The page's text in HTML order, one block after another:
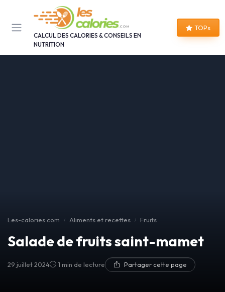
CALCUL DES CALORIES & CONSEILS EN
NUTRITION
TOPs
Les-calories.com Aliments et recettes Fruits
Salade de fruits saint-mamet
29 juillet 2024 1 min de lecture Partager cette page
Panneau de gestion des cookies